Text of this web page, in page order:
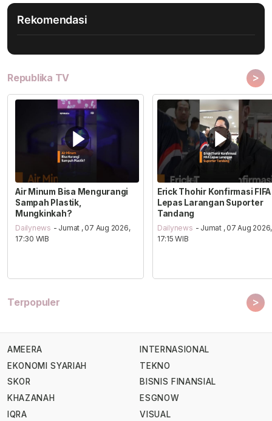
Rekomendasi
Republika TV >
Air Minum Bisa Mengurangi
Sampah Plastik,
Mungkinkah?
Dailynews - Jumat , 07 Aug 2026,
17:30 WIB
Erick Thohir Konfirmasi FIFA
Lepas Larangan Suporter
Tandang
Dailynews - Jumat , 07 Aug 2026,
17:15 WIB
Terpopuler >
AMEERA
EKONOMI SYARIAH
SKOR
KHAZANAH
IQRA
INTERNASIONAL
TEKNO
BISNIS FINANSIAL
ESGNOW
VISUAL